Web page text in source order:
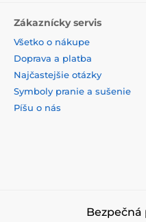
Zákaznícky servis
Všetko o nákupe
Doprava a platba
Najčastejšie otázky
Symboly pranie a sušenie
Píšu o nás